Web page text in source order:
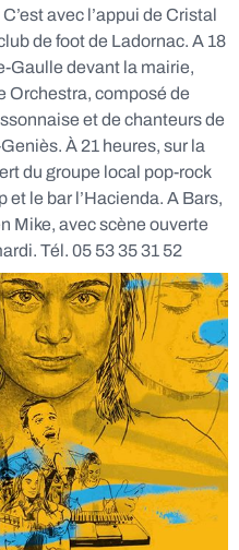
avec l’appui de Cristal
de foot de Ladornac. A 18
Gaulle devant la mairie,
Orchestra, composé de
et de chanteurs de
À 21 heures, sur la
du groupe local pop-rock
et le bar l’Hacienda. A Bars,
Mike, avec scène ouverte
Tél. 05 53 35 31 52